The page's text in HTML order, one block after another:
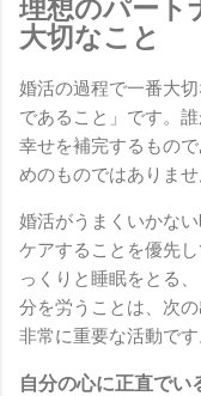
理想のパート
大切なこと
婚活の過程で一番大
であること」です。
幸せを補完するもの
めのものではありませ
婚活がうまくいかな
ケアすることを優先
っくりと睡眠をとる
分を労うことは、次
非常に重要な活動です
自分の心に正直でい